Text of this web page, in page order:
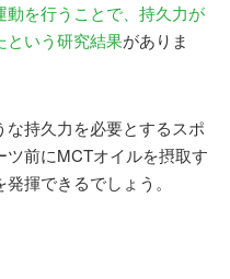
を行うことで、持久力が
という研究結果がありま
持久力を必要とするスポ
前にMCTオイルを摂取す
揮できるでしょう。